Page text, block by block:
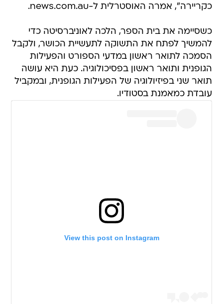
כקריירה", אמרה האוסטרלית ל-news.com.au.
כשסיימה את בית הספר, הלכה לאוניברסיטה כדי
להמשיך לפתח את התשוקה לתעשיית הכושר, ולקבל
הסמכה לתואר ראשון במדעי הספורט והפעילות
הגופנית ותואר ראשון בפסיכולוגיה. כעת היא עושה
תואר שני בפיזיולוגיה של הפעילות הגופנית, ובמקביל
עובדת כמאמנת בסטודיו.
View this post on Instagram